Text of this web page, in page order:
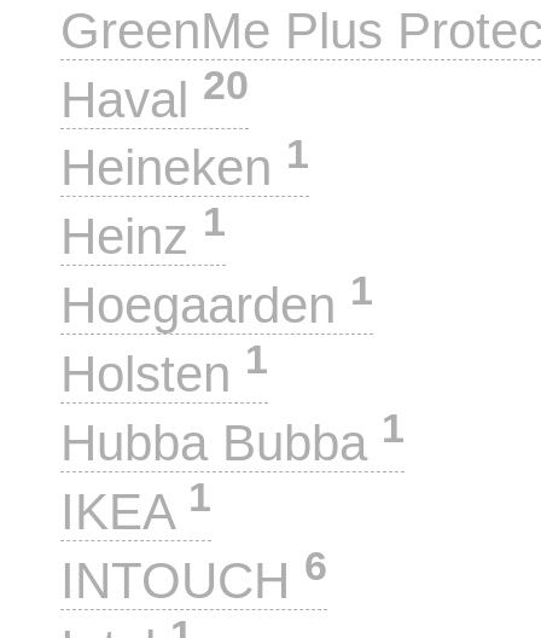
GreenMe Plus
Haval 20
Heineken 1
Heinz 1
Hoegaarden 1
Holsten 1
Hubba Bubba 1
IKEA 1
INTOUCH 6